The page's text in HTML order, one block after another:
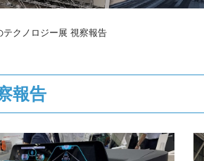
テクノロジー展 視察報告
報告